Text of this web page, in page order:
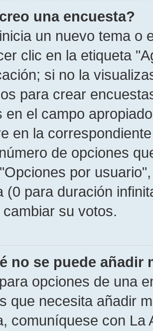
una encuesta?
un nuevo tema o
clic en la etiqueta
si no la
para crear
en el campo
en la
de opciones
por
(0 para duración
su votos.
no se puede añadir
opciones de una
que necesita añadir
comuníquese con La